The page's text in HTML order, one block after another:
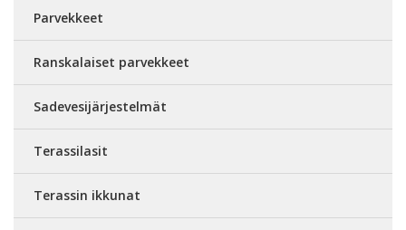
Parvekkeet
Ranskalaiset parvekkeet
Sadevesijärjestelmät
Terassilasit
Terassin ikkunat